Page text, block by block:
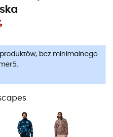
bez minimalnego